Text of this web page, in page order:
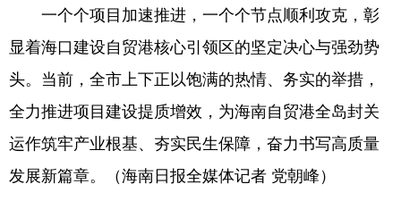
一个个项目加速推进，一个个节点顺利攻克，彰
显着海口建设自贸港核心引领区的坚定决心与强劲势
头。当前，全市上下正以饱满的热情、务实的举措，
全力推进项目建设提质增效，为海南自贸港全岛封关
运作筑牢产业根基、夯实民生保障，奋力书写高质量
发展新篇章。（海南日报全媒体记者 党朝峰）